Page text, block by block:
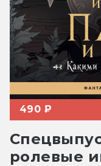
490 ₽
ролевые